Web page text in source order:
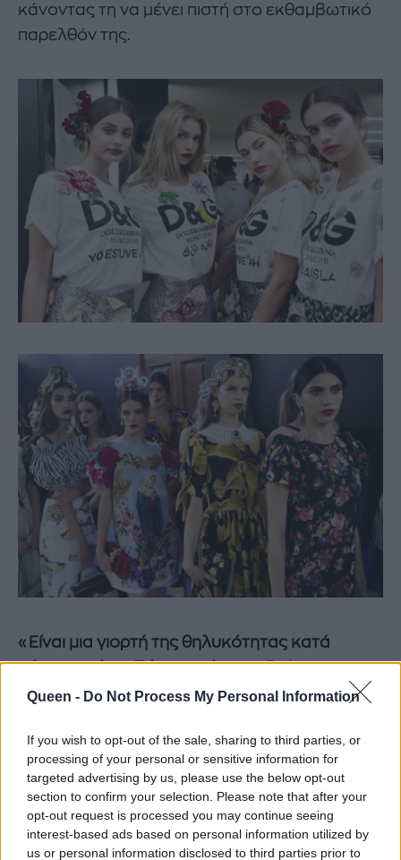
Queen - Do Not Process My Personal Information
If you wish to opt-out of the sale, sharing to third parties, or
processing of your personal or sensitive information for
targeted advertising by us, please use the below opt-out
section to confirm your selection. Please note that after your
opt-out request is processed you may continue seeing
interest-based ads based on personal information utilized by
us or personal information disclosed to third parties prior to
κάνοντας τη να μένει πιστή στο εκθαμβωτικό
παρελθόν της.
«Είναι μια γιορτή της θηλυκότητας κατά
κάποιο τρόπο. Πάντα υπάρχει η Dolce woman»
ανέφερε χαρακτηριστικά ο Guido Palau.
Δες όλα τα εντυπωσιακά hairlooks στη gallery!